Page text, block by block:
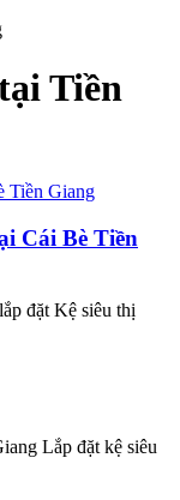
Tiền
Cái Bè Tiền
đặt Kệ siêu thị
Lắp đặt kệ siêu